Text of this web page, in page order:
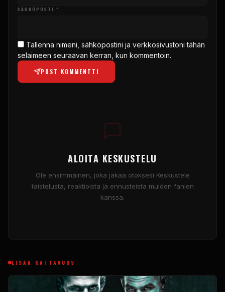
SÄHKÖPOSTI *
Tallenna nimeni, sähköpostini ja verkkosivustoni tähän
selaimeen seuraavan kerran, kun kommentoin.
POST KOMMENTTI
ALOITA KESKUSTELU
Ole ensimmäinen, joka jakaa otoksesi Keskustele
taistelusta, reaktioista ja ennusteista muiden fanien
kanssa.
LISÄÄ KATTAVUUS